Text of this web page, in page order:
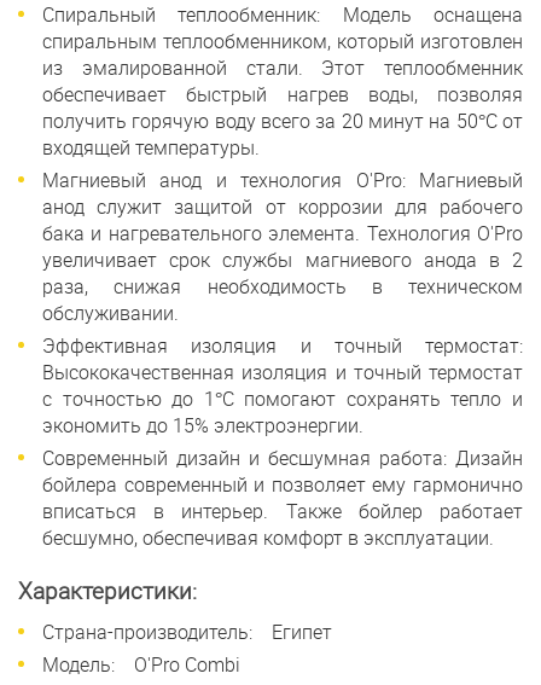
Спиральный теплообменник: Модель оснащена
спиральным теплообменником, который изготовлен
из эмалированной стали. Этот теплообменник
обеспечивает быстрый нагрев воды, позволяя
получить горячую воду всего за 20 минут на 50°C от
входящей температуры.
Магниевый анод и технология O'Pro: Магниевый
анод служит защитой от коррозии для рабочего
бака и нагревательного элемента. Технология O'Pro
увеличивает срок службы магниевого анода в 2
раза, снижая необходимость в техническом
обслуживании.
Эффективная изоляция и точный термостат:
Высококачественная изоляция и точный термостат
с точностью до 1°C помогают сохранять тепло и
экономить до 15% электроэнергии.
Современный дизайн и бесшумная работа: Дизайн
бойлера современный и позволяет ему гармонично
вписаться в интерьер. Также бойлер работает
бесшумно, обеспечивая комфорт в эксплуатации.
Характеристики:
Страна-производитель: Египет
Модель: O'Pro Combi